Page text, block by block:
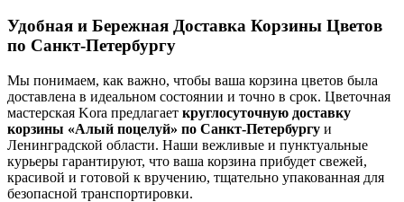
Удобная и Бережная Доставка Корзины Цветов
по Санкт-Петербургу
Мы понимаем, как важно, чтобы ваша корзина цветов была
доставлена в идеальном состоянии и точно в срок. Цветочная
мастерская Kora предлагает круглосуточную доставку
корзины «Алый поцелуй» по Санкт-Петербургу и
Ленинградской области. Наши вежливые и пунктуальные
курьеры гарантируют, что ваша корзина прибудет свежей,
красивой и готовой к вручению, тщательно упакованная для
безопасной транспортировки.